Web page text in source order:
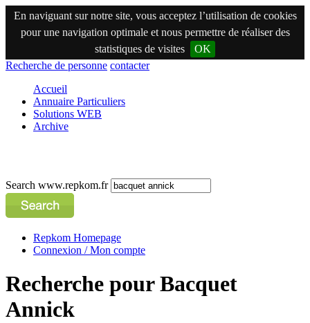
En naviguant sur notre site, vous acceptez l’utilisation de cookies
pour une navigation optimale et nous permettre de réaliser des
statistiques de visites
OK
Recherche de personne contacter
Accueil
Annuaire Particuliers
Solutions WEB
Archive
Search www.repkom.fr
Repkom Homepage
Connexion / Mon compte
Recherche pour Bacquet
Annick